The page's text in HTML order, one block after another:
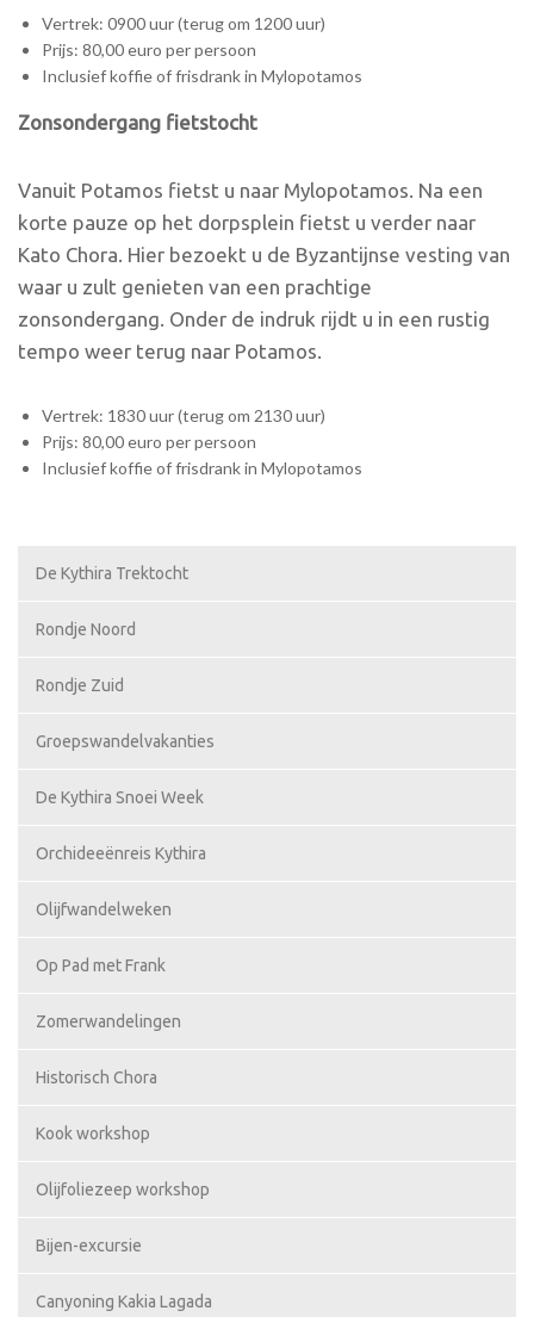
Vertrek: 0900 uur (terug om 1200 uur)
Prijs: 80,00 euro per persoon
Inclusief koffie of frisdrank in Mylopotamos
Zonsondergang fietstocht
Vanuit Potamos fietst u naar Mylopotamos. Na een
korte pauze op het dorpsplein fietst u verder naar
Kato Chora. Hier bezoekt u de Byzantijnse vesting van
waar u zult genieten van een prachtige
zonsondergang. Onder de indruk rijdt u in een rustig
tempo weer terug naar Potamos.
Vertrek: 1830 uur (terug om 2130 uur)
Prijs: 80,00 euro per persoon
Inclusief koffie of frisdrank in Mylopotamos
De Kythira Trektocht
Rondje Noord
Rondje Zuid
Groepswandelvakanties
De Kythira Snoei Week
Orchideeënreis Kythira
Olijfwandelweken
Op Pad met Frank
Zomerwandelingen
Historisch Chora
Kook workshop
Olijfoliezeep workshop
Bijen-excursie
Canyoning Kakia Lagada